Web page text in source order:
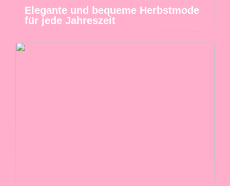
Elegante und bequeme Herbstmode
für jede Jahreszeit